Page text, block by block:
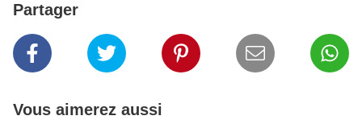
Partager
Vous aimerez aussi